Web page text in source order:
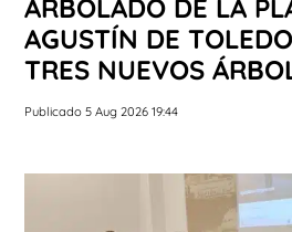
ARBOLADO DE LA
AGUSTÍN DE
TRES NUEVOS
Publicado 5 Aug 2026 19:44